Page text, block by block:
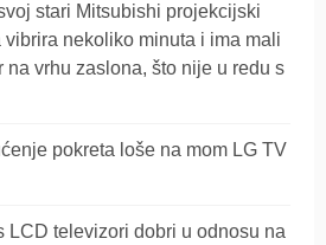
stari Mitsubishi projekcijski
vibrira nekoliko minuta i ima mali
na vrhu zaslona, ​​što nije u redu s
pokreta loše na mom LG TV
LCD televizori dobri u odnosu na